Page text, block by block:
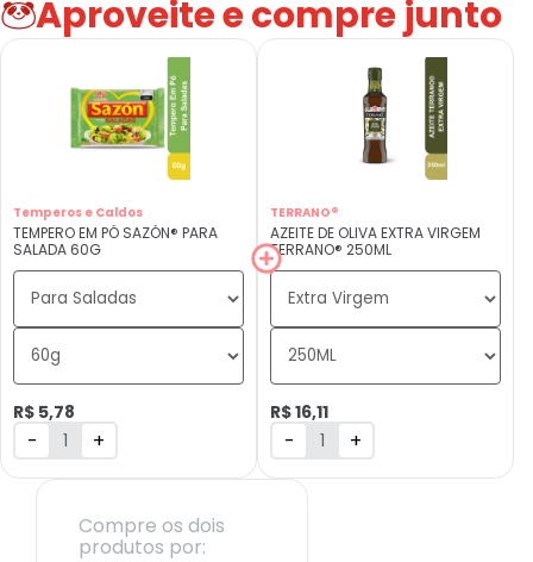
Aproveite e compre junto
Temperos e Caldos
TEMPERO EM PÓ SAZÓN® PARA
SALADA 60G
R$ 5,78
- +
TERRANO®
AZEITE DE OLIVA EXTRA VIRGEM
TERRANO® 250ML
R$ 16,11
- +
Compre os dois
produtos por: